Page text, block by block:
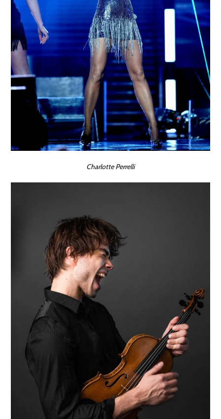
Charlotte Perrelli